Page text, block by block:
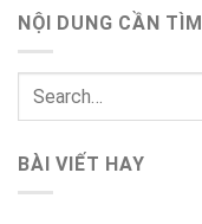
NỘI DUNG CẦN TÌM
BÀI VIẾT HAY